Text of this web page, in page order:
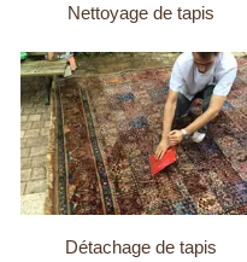
Nettoyage de tapis
Détachage de tapis